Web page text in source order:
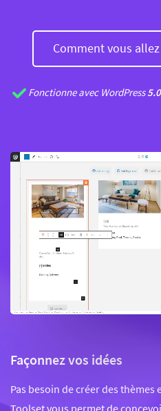
Comment vous
Fonctionne avec WordPress
Façonnez vos idées
Pas besoin de créer des thèmes